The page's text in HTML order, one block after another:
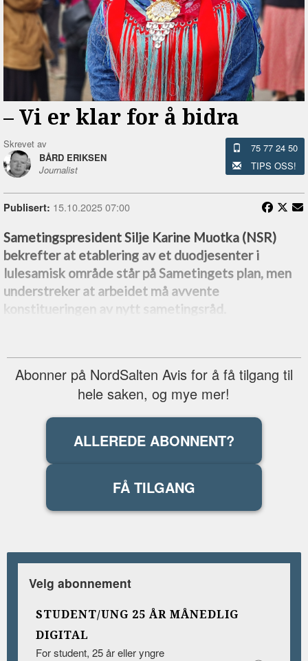
–⁠ Vi er klar for å bidra
Skrevet av
BÅRD ERIKSEN
Journalist
75 77 24 50
TIPS OSS!
Publisert: 15.10.2025 07:00
Sametingspresident Silje Karine Muotka (NSR)
bekrefter at etablering av et duodjesenter i
lulesamisk område står på Sametingets plan, men
understreker at arbeidet må avvente
konstitueringen av nytt sametingsråd.
Abonner på NordSalten Avis for å få tilgang til
hele saken, og mye mer!
ALLEREDE ABONNENT?
FÅ TILGANG
Velg abonnement
STUDENT/UNG 25 ÅR MÅNEDLIG
DIGITAL
For student, 25 år eller yngre